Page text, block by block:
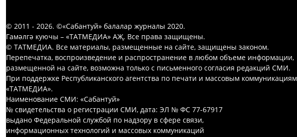
© 2011 - 2026. ©«Сабантуй» балалар журналы 2020.
Гамәлгә куючы – «ТАТМЕДИА» АҖ. Все права защищены.
© ТАТМЕДИА. Все материалы, размещенные на сайте, защищены законом.
Перепечатка, воспроизведение и распространение в любом объеме информации,
размещенной на сайте, возможна только с письменного согласия редакций СМИ.
При поддержке Республиканского агентства по печати и массовым коммуникациям
«ТАТМЕДИА».
Наименование СМИ: «Сабантуй»
№ свидетельства о регистрации СМИ, дата: ЭЛ № ФС 77-67917
выдано Федеральной службой по надзору в сфере связи,
информационных технологий и массовых коммуникаций